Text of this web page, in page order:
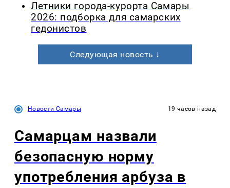
Летники города-курорта Самары
2026: подборка для самарских
гедонистов
Следующая новость ↓
Новости Самары 19 часов назад
Самарцам назвали
безопасную норму
употребления арбуза в